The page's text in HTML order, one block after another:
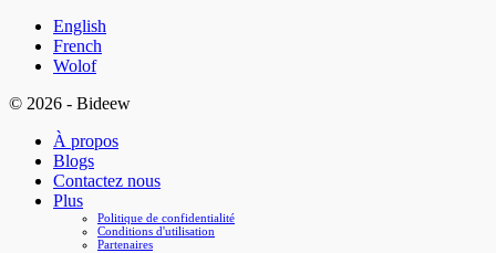
English
French
Wolof
© 2026 - Bideew
À propos
Blogs
Contactez nous
Plus
Politique de confidentialité
Conditions d'utilisation
Partenaires